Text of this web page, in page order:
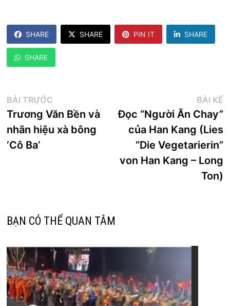
SHARE SHARE PIN IT SHARE
SHARE
Điều
hướng
bài
BÀI TRƯỚC
trước:
Trương Văn Bền và
nhãn hiệu xà bông
‘Cô Ba’
BÀI KẾ
Đọc “Người Ăn Chay”
của Han Kang (Lies
“Die Vegetarierin”
von Han Kang – Long
Ton)
BẠN CÓ THỂ QUAN TÂM